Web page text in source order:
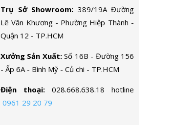
Trụ Sở Showroom: 389/19A Đường
Lê Văn Khương - Phường Hiệp Thành -
Quận 12 - TP.HCM
Xưởng Sản Xuất:Số 16B - Đường 156
- Ấp 6A - Bình Mỹ - Củ chi - TP.HCM
Điện thoại: 028.668.638.18 hotline
0961 29 20 79